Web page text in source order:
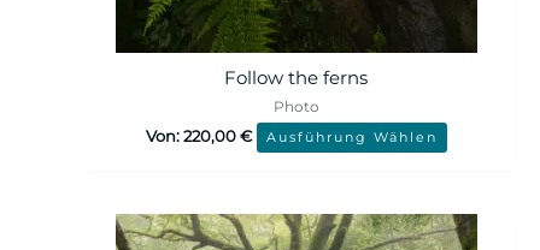
Follow the ferns
Photo
Von:220,00€ Ausführung Wählen